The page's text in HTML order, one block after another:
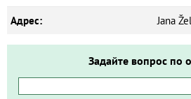
Адрес: Jana
Задайте вопрос по